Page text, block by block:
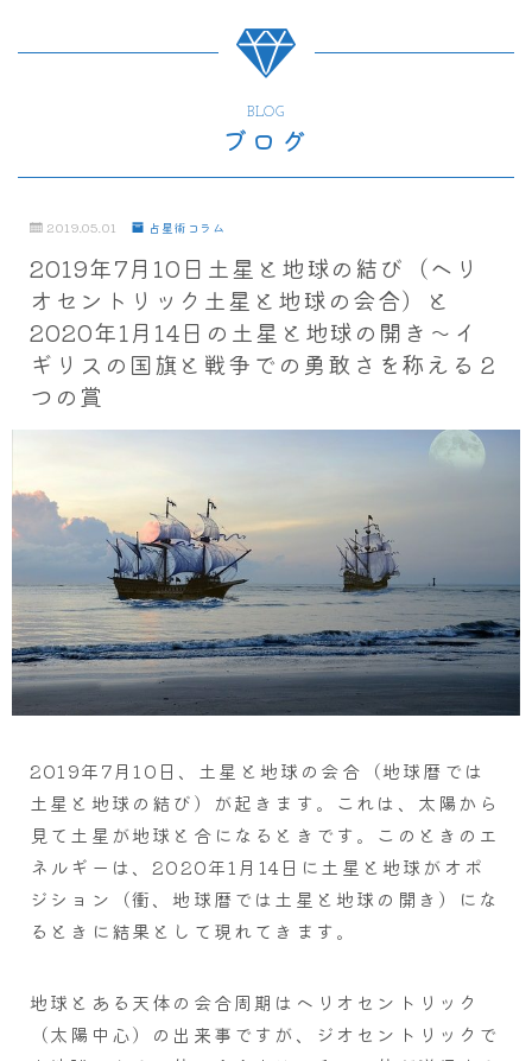
BLOG
ブログ
2019.05.01 占星術コラム
2019年7月10日土星と地球の結び（ヘリ
オセントリック土星と地球の会合）と
2020年1月14日の土星と地球の開き～イ
ギリスの国旗と戦争での勇敢さを称える２
つの賞
2019年7月10日、土星と地球の会合（地球暦では
土星と地球の結び）が起きます。これは、太陽から
見て土星が地球と合になるときです。このときのエ
ネルギーは、2020年1月14日に土星と地球がオポ
ジション（衝、地球暦では土星と地球の開き）にな
るときに結果として現れてきます。
地球とある天体の会合周期はヘリオセントリック
（太陽中心）の出来事ですが、ジオセントリックで